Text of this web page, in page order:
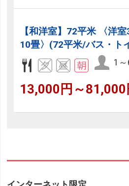
【和洋室】72平米 〈洋
10畳〉(72平米/バス・ト
1～
13,000円～81,000